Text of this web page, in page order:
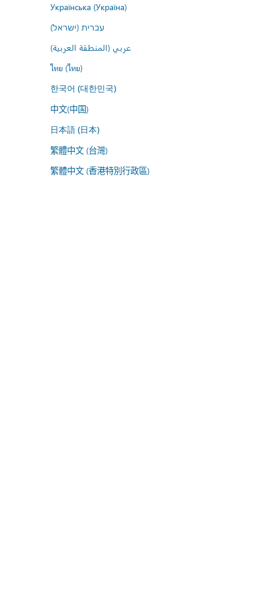
Українська (Україна)
עברית (ישראל)
عربي (المنطقة العربية)
ไทย (ไทย)
한국어 (대한민국)
中文(中国)
日本語 (日本)
繁體中文 (台灣)
繁體中文 (香港特別行政區)